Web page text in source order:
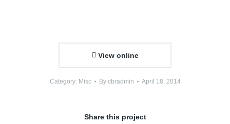
View online
Category: Misc By cbradmin April 18, 2014
Share this project